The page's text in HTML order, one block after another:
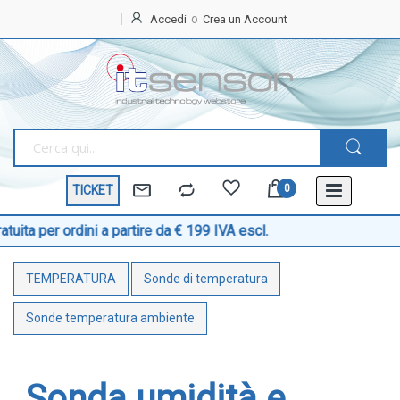
Accedi Crea un Account
TICKET
a partire da € 199 IVA escl.
TEMPERATURA Sonde di temperatura
Sonde temperatura ambiente
OFFERTE
SPECIALI
BEST
SELLER
TEMPERATURA
Sonde di temperatura
Sonde temperatura ambiente
Sonde temperatura a cavo
Sonde temperatura ATEX
Sonde temperatura con connettore